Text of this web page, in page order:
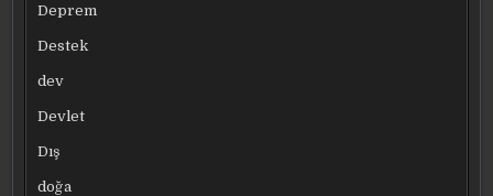
Deprem
Destek
dev
Devlet
Dış
doğa